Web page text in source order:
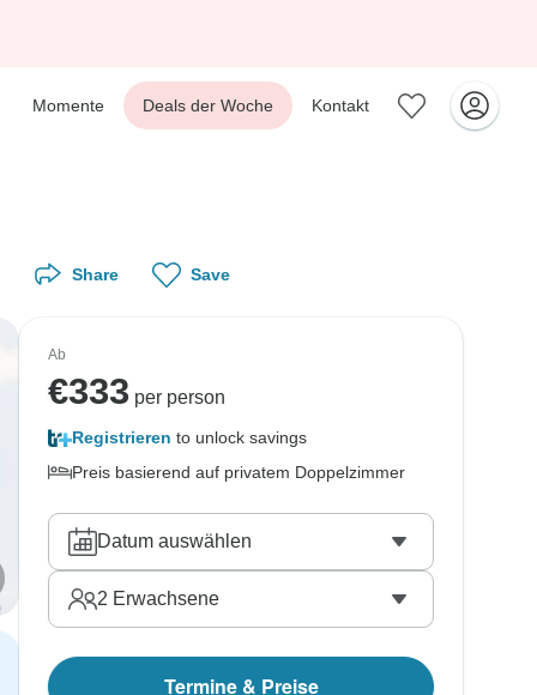
Momente Deals der Woche Kontakt
Share Save
Ab
€333 per person
Registrieren to unlock savings
Preis basierend auf privatem Doppelzimmer
Datum auswählen
2 Erwachsene
Termine & Preise